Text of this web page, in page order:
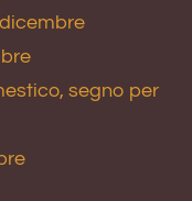
segno per